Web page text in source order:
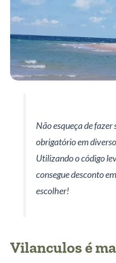
Não esqueça de fazer
obrigatório em
Utilizando o código
consegue desconto
escolher!
Vilanculos é